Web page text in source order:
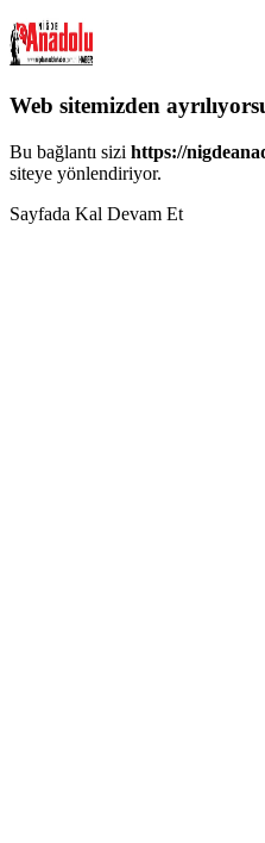
Web sitemizden
Bu bağlantı sizi https://
siteye yönlendiriyor.
Sayfada Kal Devam Et